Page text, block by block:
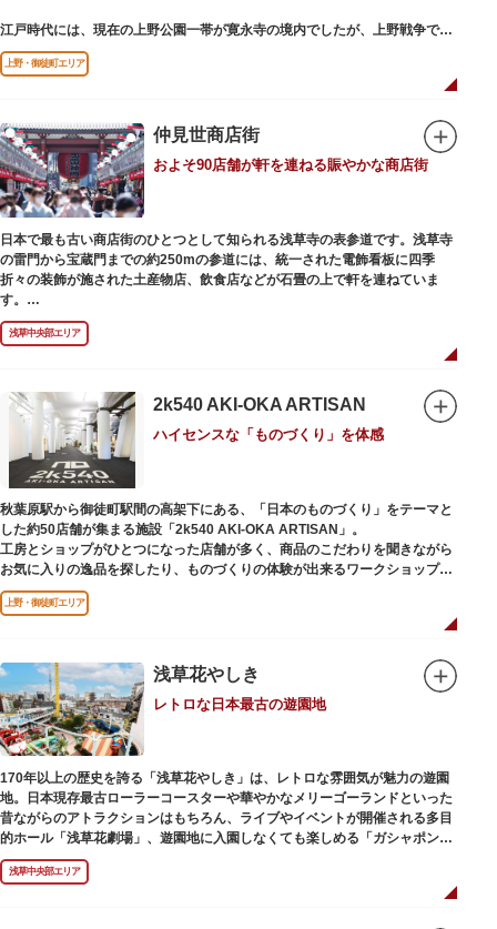
江戸時代には、現在の上野公園一帯が寛永寺の境内でしたが、上野戦争でそ
の多くを焼失。現在は根本中堂をはじめ開山堂（両大師）、不忍池辯天堂、
上野大仏（パゴダ）、輪王殿などの建造物が上野公園とその周辺に点在して
います。戦火を免れた輪王寺門跡御本坊表門、徳川将軍霊廟勅額門など重要
清水観音堂の舞台前に復元された「月の松」は、浮世絵師歌川広重の「名所
江戸百景」にも描かれていることで有名。丸い形の松から不忍池辯天堂を見
下ろす風流な景観は、絶好のフォトスポットとなっています。
東叡山（とうえいざん）という山号は、東の「比叡山延暦寺」を意味してお
り、比叡山や京都の有名寺院になぞらえて上野の山に数多くの堂舎が建立さ
れました。本尊は薬師瑠璃光如来（やくしるりこうにょらい）で、伝教大師
最澄が自ら彫ったと伝えられる秘仏です。徳川歴代将軍の祈祷寺と菩提寺を
兼ね、御霊廟には6名の将軍が埋葬されています。
上野・御徒町エリア
仲見世商店街
およそ90店舗が軒を連ねる賑やかな商店街
日本で最も古い商店街のひとつとして知られる浅草寺の表参道です。浅草寺
の雷門から宝蔵門までの約250mの参道には、統一された電飾看板に四季
折々の装飾が施された土産物店、飲食店などが石畳の上で軒を連ねていま
す。
人形焼や手焼きせんべいをはじめ、団子や揚げまんじゅう、雷おこしなどの
銘菓、和傘や扇子など伝統工芸品も並び、歩いているだけで浅草らしさを感
じる場所です。江戸文化を感じる粋な商品の数々は、海外からの観光客にも
ての味を堪能できるのも魅力。下町っ子の威勢の良い売り声が飛び交うな
か、お気に入りのお土産探しをお楽しみください。
浅草中央部エリア
2k540 AKI-OKA ARTISAN
ハイセンスな「ものづくり」を体感
秋葉原駅から御徒町駅間の高架下にある、「日本のものづくり」をテーマと
した約50店舗が集まる施設「2k540 AKI-OKA ARTISAN」。
工房とショップがひとつになった店舗が多く、商品のこだわりを聞きながら
お気に入りの逸品を探したり、ものづくりの体験が出来るワークショップに
参加して自分だけのオリジナル商品を作ったり、クリエイターと直接コミュ
ニケーションをとりながらのショッピングが楽しめます。飲食店もあるので
ないぬくもりと、新しいデザインの商品に出会うことができます。
名前の由来は、東京駅から2k540m付近にあることから「2k540」、秋葉原
駅（AKIHABARA）と御徒町駅（OKACHIMACHI）の間にあるという造語
「AKI-OKA」、フランス語で「職人」を意味する「ARTISAN」を組み合わ
せたもの。
施設周辺は、江戸の文化を伝える伝統工芸職人の街だったという背景もあ
り、現在もジュエリーや皮製品を扱うお店が多く、高いセンスとクオリティ
をもった店舗が集結しています。
上野・御徒町エリア
浅草花やしき
レトロな日本最古の遊園地
170年以上の歴史を誇る「浅草花やしき」は、レトロな雰囲気が魅力の遊園
地。日本現存最古ローラーコースターや華やかなメリーゴーランドといった
昔ながらのアトラクションはもちろん、ライブやイベントが開催される多目
的ホール「浅草花劇場」、遊園地に入園しなくても楽しめる「ガシャポンの
デパート浅草花やしき店」も併設され、さまざまな娯楽を楽しめる浅草の
「遊びの場」として親しまれています。
浅草中央部エリア